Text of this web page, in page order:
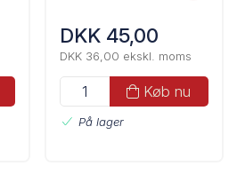
DKK 45,00
DKK 36,00 ekskl. moms
Køb nu
På lager